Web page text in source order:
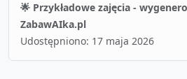
🌟 Przykładowe zajęcia -
ZabawAIka.pl
Udostępniono: 17 maja 2026